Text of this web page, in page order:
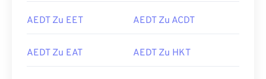
AEDT Zu EET AEDT Zu ACDT
AEDT Zu EAT AEDT Zu HKT